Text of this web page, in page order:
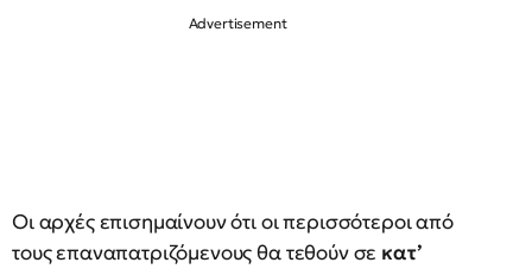
Οι αρχές επισημαίνουν ότι οι περισσότεροι από
τους επαναπατριζόμενους θα τεθούν σε κατ’